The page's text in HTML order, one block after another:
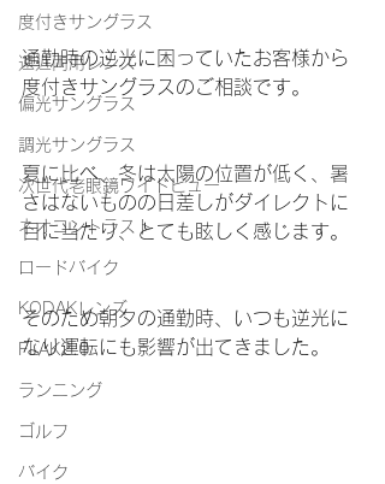
度付きサングラス
遠近両用レンズ
偏光サングラス
調光サングラス
次世代老眼鏡ワイドビュー
ネオコントラスト
ロードバイク
KODAKレンズ
FLAK2.0
ランニング
ゴルフ
バイク
通勤時の逆光に困っていたお客様から
度付きサングラスのご相談です。
夏に比べ、冬は太陽の位置が低く、暑
さはないものの日差しがダイレクトに
目に当たり、とても眩しく感じます。
そのため朝夕の通勤時、いつも逆光に
なり運転にも影響が出てきました。